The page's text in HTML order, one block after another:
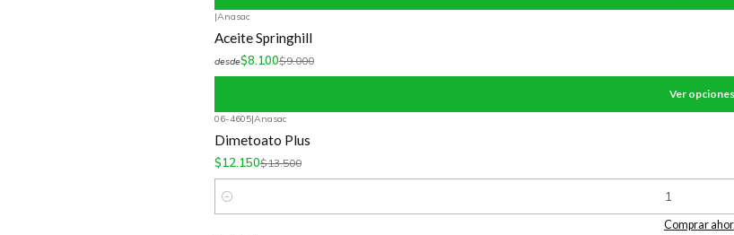
|Anasac
Aceite Springhill
desde$8.100$9.000
Ver opciones
06-4605|Anasac
Dimetoato Plus
$12.150$13.500
Cantidad
Comprar